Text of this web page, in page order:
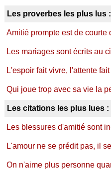
Les proverbes les plus lus :
Amitié prompte est de courte
Les mariages sont écrits au
L'espoir fait vivre, l'attente fait
Qui joue trop avec sa vie la
Les citations les plus lues :
Les blessures d'amitié sont
L'amour ne se prédit pas, il
On n'aime plus personne